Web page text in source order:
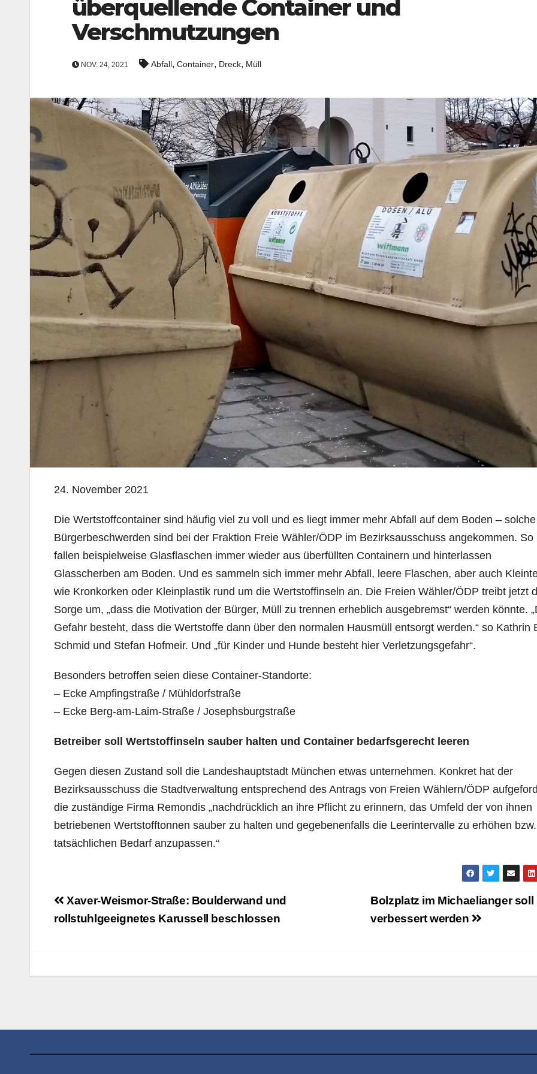
überquellende Container und
Verschmutzungen
NOV. 24, 2021 Abfall, Container, Dreck, Müll
24. November 2021
Die Wertstoffcontainer sind häufig viel zu voll und es liegt immer mehr Abfall auf dem Boden – solche
Bürgerbeschwerden sind bei der Fraktion Freie Wähler/ÖDP im Bezirksausschuss angekommen. So
fallen beispielweise Glasflaschen immer wieder aus überfüllten Containern und hinterlassen
Glasscherben am Boden. Und es sammeln sich immer mehr Abfall, leere Flaschen, aber auch
wie Kronkorken oder Kleinplastik rund um die Wertstoffinseln an. Die Freien Wähler/ÖDP treibt jetzt
Sorge um, „dass die Motivation der Bürger, Müll zu trennen erheblich ausgebremst“ werden könnte.
Gefahr besteht, dass die Wertstoffe dann über den normalen Hausmüll entsorgt werden.“ so Kathrin
Schmid und Stefan Hofmeir. Und „für Kinder und Hunde besteht hier Verletzungsgefahr“.
Besonders betroffen seien diese Container-Standorte:
– Ecke Ampfingstraße / Mühldorfstraße
– Ecke Berg-am-Laim-Straße / Josephsburgstraße
Betreiber soll Wertstoffinseln sauber halten und Container bedarfsgerecht leeren
Gegen diesen Zustand soll die Landeshauptstadt München etwas unternehmen. Konkret hat der
Bezirksausschuss die Stadtverwaltung entsprechend des Antrags von Freien Wählern/ÖDP
die zuständige Firma Remondis „nachdrücklich an ihre Pflicht zu erinnern, das Umfeld der von ihnen
betriebenen Wertstofftonnen sauber zu halten und gegebenenfalls die Leerintervalle zu erhöhen
tatsächlichen Bedarf anzupassen.“
Beitragsnavigation
Bolzplatz im Michaelianger soll
verbessert werden
Xaver-Weismor-Straße: Boulderwand und
rollstuhlgeeignetes Karussell beschlossen